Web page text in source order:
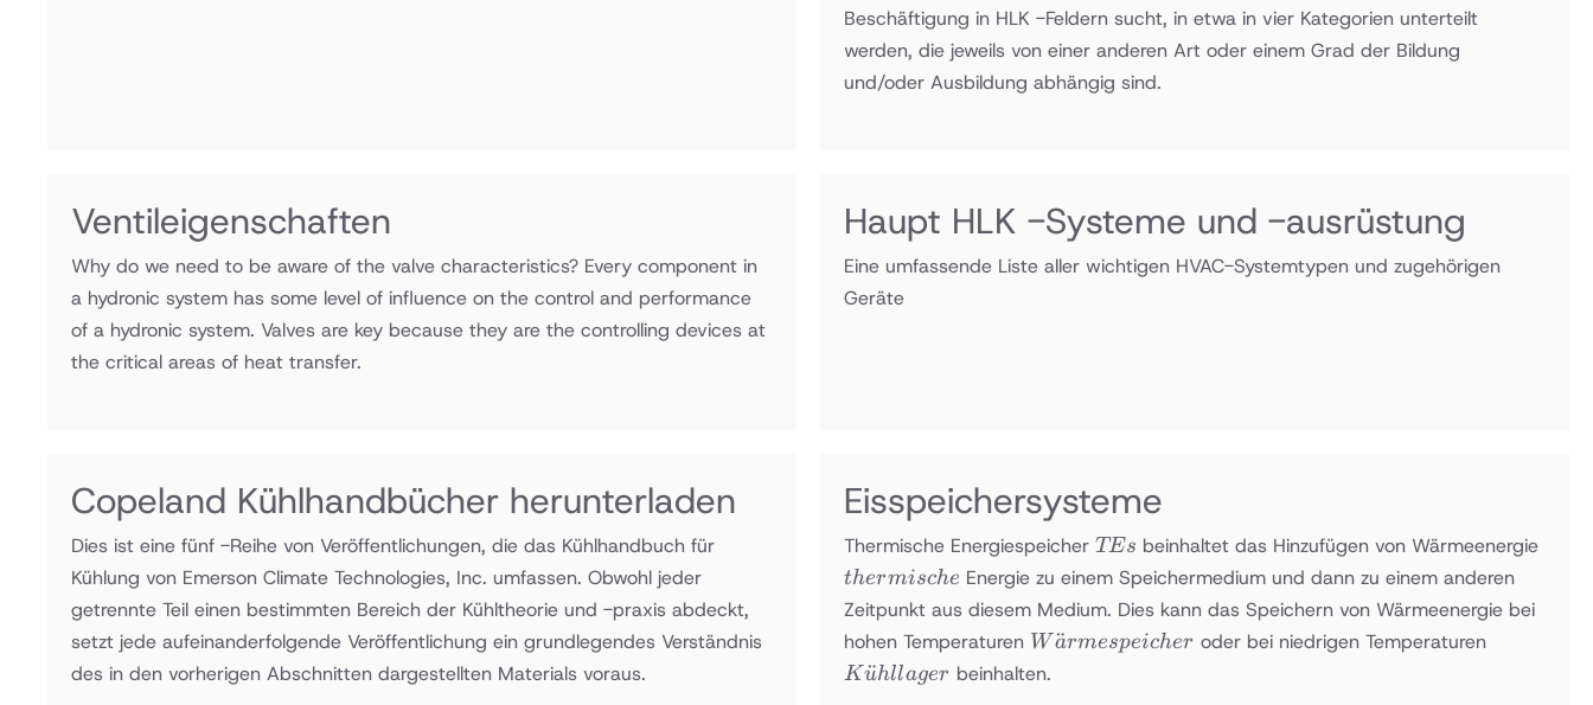
Beschäftigung in HLK -Feldern sucht, in etwa in vier Kategorien unterteilt
werden, die jeweils von einer anderen Art oder einem Grad der Bildung
und/oder Ausbildung abhängig sind.
Ventileigenschaften
Why do we need to be aware of the valve characteristics? Every component in
a hydronic system has some level of influence on the control and performance
of a hydronic system. Valves are key because they are the controlling devices at
the critical areas of heat transfer.
Haupt HLK -Systeme und -ausrüstung
Eine umfassende Liste aller wichtigen HVAC-Systemtypen und zugehörigen
Geräte
Copeland Kühlhandbücher herunterladen
Dies ist eine fünf -Reihe von Veröffentlichungen, die das Kühlhandbuch für
Kühlung von Emerson Climate Technologies, Inc. umfassen. Obwohl jeder
getrennte Teil einen bestimmten Bereich der Kühltheorie und -praxis abdeckt,
setzt jede aufeinanderfolgende Veröffentlichung ein grundlegendes Verständnis
des in den vorherigen Abschnitten dargestellten Materials voraus.
Eisspeichersysteme
Thermische Energiespeicher TEs
TEs beinhaltet das Hinzufügen von Wärmeenergie
thermische Energie zu einem Speichermedium und dann zu einem anderen
Zeitpunkt aus diesem Medium. Dies kann das Speichern von Wärmeenergie bei
hohen Temperaturen Wärmespeicher
Wa
¨rmespeicher oder bei niedrigen TemperaturenKühllager
Ku
¨hllager beinhalten.